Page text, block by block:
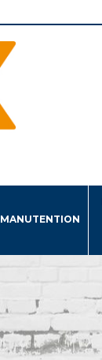
MANUTENTION